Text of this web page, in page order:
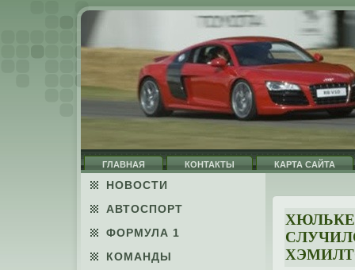
ГЛАВНАЯ КОНТАКТЫ КАРТА САЙТА
НОВОСТИ
АВТОСПОРТ
ФОРМУЛА 1
КОМАНДЫ